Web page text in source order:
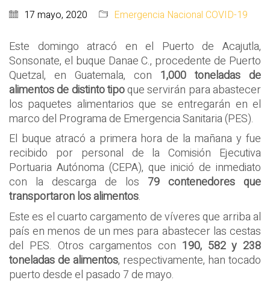
17 mayo, 2020 Emergencia Nacional COVID-19
Este domingo atracó en el Puerto de Acajutla,
Sonsonate, el buque Danae C., procedente de Puerto
Quetzal, en Guatemala, con 1,000 toneladas de
alimentos de distinto tipoque servirán para abastecer
los paquetes alimentarios que se entregarán en el
marco del Programa de Emergencia Sanitaria (PES).
El buque atracó a primera hora de la mañana y fue
recibido por personal de la Comisión Ejecutiva
Portuaria Autónoma (CEPA), que inició de inmediato
con la descarga de los 79 contenedores que
transportaron los alimentos.
Este es el cuarto cargamento de víveres que arriba al
país en menos de un mes para abastecer las cestas
del PES. Otros cargamentos con 190, 582 y 238
toneladas de alimentos, respectivamente, han tocado
puerto desde el pasado 7 de mayo.